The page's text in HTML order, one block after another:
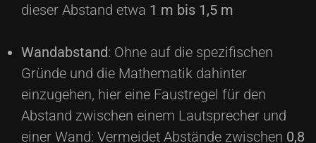
dieser Abstand etwa 1 m bis 1,5 m
Wandabstand: Ohne auf die spezifischen
Gründe und die Mathematik dahinter
einzugehen, hier eine Faustregel für den
Abstand zwischen einem Lautsprecher und
einer Wand: Vermeidet Abstände zwischen 0,8